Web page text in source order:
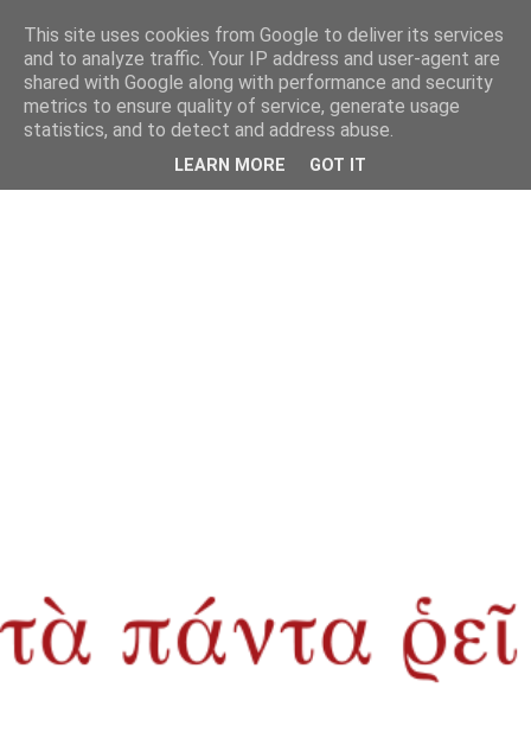
This site uses cookies from Google to deliver its services
and to analyze traffic. Your IP address and user-agent are
shared with Google along with performance and security
metrics to ensure quality of service, generate usage
statistics, and to detect and address abuse.
LEARN MORE GOT IT